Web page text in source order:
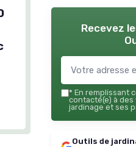
Recevez
* En remplissant
contacté(e) à des
jardinage et ses
Outils de